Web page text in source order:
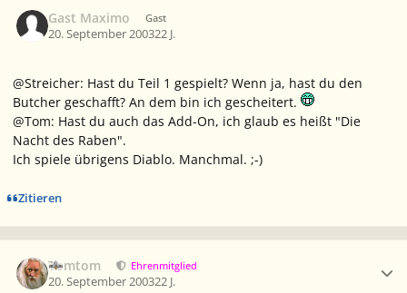
Gast Maximo Gast
20. September 200322 J.
@Streicher: Hast du Teil 1 gespielt? Wenn ja, hast du den
Butcher geschafft? An dem bin ich gescheitert.
@Tom: Hast du auch das Add-On, ich glaub es heißt "Die
Nacht des Raben".
Ich spiele übrigens Diablo. Manchmal. ;-)
Zitieren
Tomtom Ehrenmitglied
20. September 200322 J.